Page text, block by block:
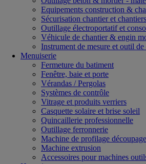
Equipements construction &
Sécurisation chantier et
Outillage électroportatif et
Véhicule de chantier & engin
Instrument de mesure et outil
Menuiserie
Fermeture du batiment
Fenêtre, baie et porte
Vérandas / Pergolas
Systèmes de contrôle
Vitrage et produits verriers
Casquette solaire et brise soleil
Quincaillerie professionnelle
Outillage ferronnerie
Machine de profilage
Machine extrusion
Accessoires pour machines